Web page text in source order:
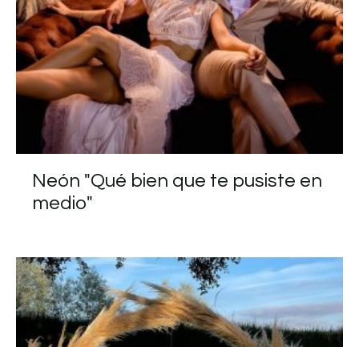
Neón "Qué bien que te pusiste en
medio"